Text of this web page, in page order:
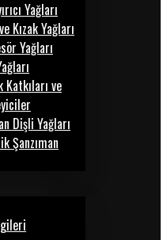
Yağları
Kızak Yağları
Yağları
Katkıları ve
Dişli Yağları
Şanzıman